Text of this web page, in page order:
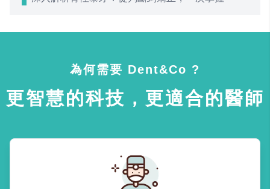
為何需要 Dent&Co ?
更智慧的科技，更適合的醫師